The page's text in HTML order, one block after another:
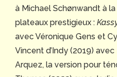
à Michael Schønwandt à
plateaux prestigieux :
avec Véronique Gens et
Vincent d’Indy (2019)
Arquez, la version pour